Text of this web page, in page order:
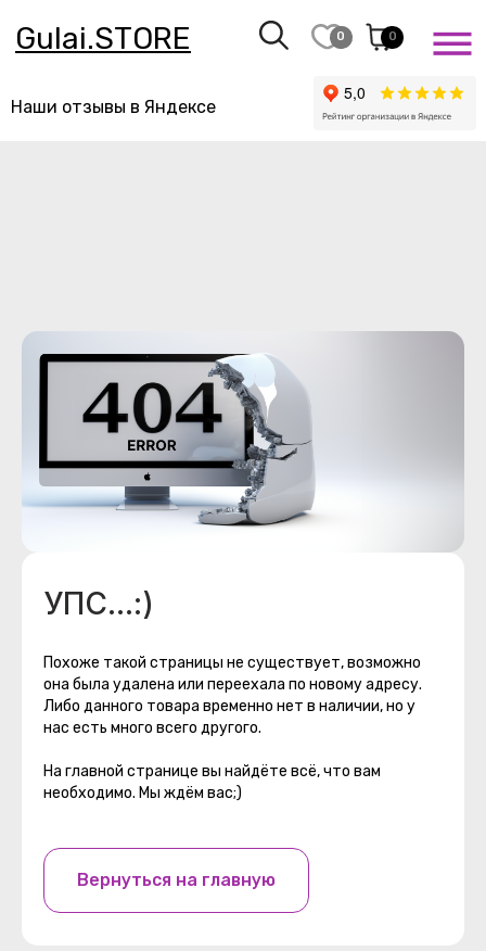
0
Gulai.STORE
Наши отзывы в Яндексе
УПС...:)
Похоже такой страницы не существует, возможно
она была удалена или переехала по новому адресу.
Либо данного товара временно нет в наличии, но у
нас есть много всего другого.
На главной странице вы найдёте всё, что вам
необходимо. Мы ждём вас;)
Вернуться на главную